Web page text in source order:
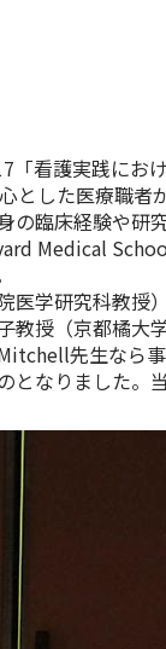
看護実践にお
した医療職者
臨床経験や研
Medical
学研究科教授
授（京都橘大
先生なら
なりました。